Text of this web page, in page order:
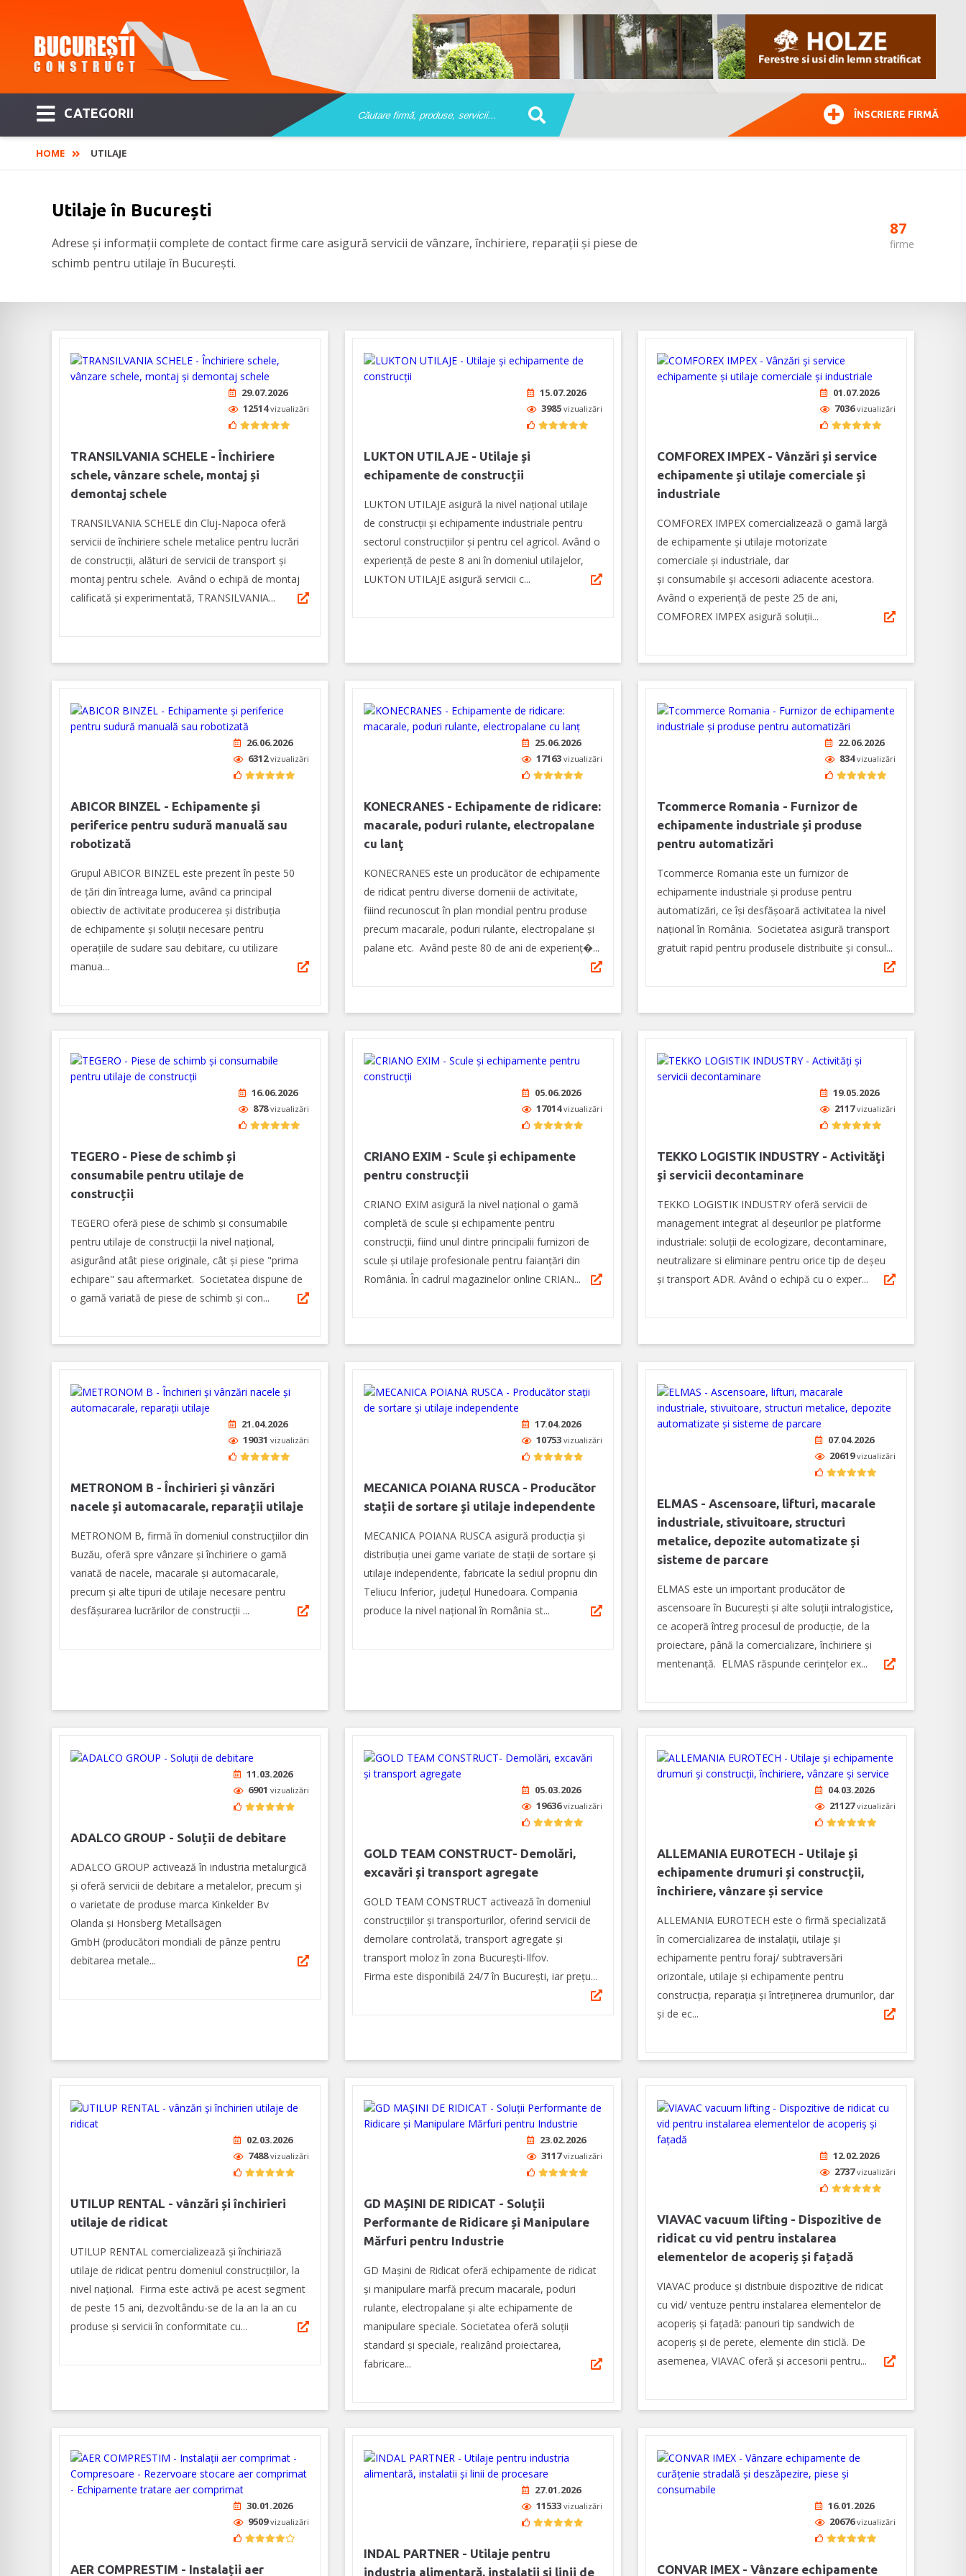
CATEGORII ÎNSCRIERE FIRMĂ
HOME UTILAJE
Utilaje în București
Adrese și informații complete de contact firme care asigură servicii de vânzare, închiriere, reparații și piese de
schimb pentru utilaje în București.
87
firme
29.07.2026
12514vizualizări
TRANSILVANIA SCHELE - Închiriere
schele, vânzare schele, montaj și
demontaj schele
TRANSILVANIA SCHELE din Cluj-Napoca oferă
servicii de închiriere schele metalice pentru lucrări
de construcții, alături de servicii de transport și
montaj pentru schele. Având o echipă de montaj
calificată și experimentată, TRANSILVANIA...
15.07.2026
3985 vizualizări
LUKTON UTILAJE - Utilaje și
echipamente de construcții
LUKTON UTILAJE asigură la nivel național utilaje
de construcții și echipamente industriale pentru
sectorul construcțiilor și pentru cel agricol. Având o
experiență de peste 8 ani în domeniul utilajelor,
LUKTON UTILAJE asigură servicii c...
01.07.2026
7036vizualizări
COMFOREX IMPEX - Vânzări și service
echipamente și utilaje comerciale și
industriale
COMFOREX IMPEX comercializează o gamă largă
de echipamente și utilaje motorizate
comerciale și industriale, dar
și consumabile și accesorii adiacente acestora.
Având o experienţă de peste 25 de ani,
COMFOREX IMPEX asigură soluţii...
26.06.2026
6312vizualizări
ABICOR BINZEL - Echipamente și
periferice pentru sudură manuală sau
robotizată
Grupul ABICOR BINZEL este prezent în peste 50
de țări din întreaga lume, având ca principal
obiectiv de activitate producerea și distribuția
de echipamente și soluții necesare pentru
operațiile de sudare sau debitare, cu utilizare
manua...
25.06.2026
17163 vizualizări
KONECRANES - Echipamente de ridicare:
macarale, poduri rulante, electropalane
cu lanţ
KONECRANES este un producător de echipamente
de ridicat pentru diverse domenii de activitate,
fiiind recunoscut în plan mondial pentru produse
precum macarale, poduri rulante, electropalane şi
palane etc. Având peste 80 de ani de experienţ�...
22.06.2026
834vizualizări
Tcommerce Romania - Furnizor de
echipamente industriale și produse
pentru automatizări
Tcommerce Romania este un furnizor de
echipamente industriale și produse pentru
automatizări, ce își desfășoară activitatea la nivel
național în România. Societatea asigură transport
gratuit rapid pentru produsele distribuite și consul...
16.06.2026
878vizualizări
TEGERO - Piese de schimb și
consumabile pentru utilaje de
construcții
TEGERO oferă piese de schimb și consumabile
pentru utilaje de construcții la nivel național,
asigurând atât piese originale, cât și piese "prima
echipare" sau aftermarket. Societatea dispune de
o gamă variată de piese de schimb și con...
05.06.2026
17014vizualizări
CRIANO EXIM - Scule și echipamente
pentru construcții
CRIANO EXIM asigură la nivel național o gamă
completă de scule și echipamente pentru
construcții, fiind unul dintre principalii furnizori de
scule și utilaje profesionale pentru faianțări din
România. În cadrul magazinelor online CRIAN...
19.05.2026
2117vizualizări
TEKKO LOGISTIK INDUSTRY - Activităţi
şi servicii decontaminare
TEKKO LOGISTIK INDUSTRY oferă servicii de
management integrat al deșeurilor pe platforme
industriale: soluții de ecologizare, decontaminare,
neutralizare si eliminare pentru orice tip de deșeu
și transport ADR. Având o echipă cu o exper...
21.04.2026
19031 vizualizări
METRONOM B - Închirieri și vânzări
nacele și automacarale, reparații utilaje
METRONOM B, firmă în domeniul construcţiilor din
Buzău, oferă spre vânzare şi închiriere o gamă
variată de nacele, macarale și automacarale,
precum și alte tipuri de utilaje necesare pentru
desfășurarea lucrărilor de construcţii ...
17.04.2026
10753 vizualizări
MECANICA POIANA RUSCA - Producător
stații de sortare şi utilaje independente
MECANICA POIANA RUSCA asigură producţia şi
distribuția unei game variate de staţii de sortare şi
utilaje independente, fabricate la sediul propriu din
Teliucu Inferior, județul Hunedoara. Compania
produce la nivel naţional în România st...
07.04.2026
20619vizualizări
ELMAS - Ascensoare, lifturi, macarale
industriale, stivuitoare, structuri
metalice, depozite automatizate și
sisteme de parcare
ELMAS este un important producător de
ascensoare în București și alte soluții intralogistice,
ce acoperă întreg procesul de producție, de la
proiectare, până la comercializare, închiriere și
mentenanță. ELMAS răspunde cerințelor ex...
11.03.2026
6901 vizualizări
ADALCO GROUP - Soluții de debitare
ADALCO GROUP activează în industria metalurgică
și oferă servicii de debitare a metalelor, precum și
o varietate de produse marca Kinkelder Bv
Olanda și Honsberg Metallsägen
GmbH (producători mondiali de pânze pentru
debitarea metale...
05.03.2026
19636vizualizări
GOLD TEAM CONSTRUCT- Demolări,
excavări și transport agregate
GOLD TEAM CONSTRUCT activează în domeniul
construcțiilor și transporturilor, oferind servicii de
demolare controlată, transport agregate şi
transport moloz în zona București-Ilfov.
Firma este disponibilă 24/7 în București, iar prețu...
04.03.2026
21127vizualizări
ALLEMANIA EUROTECH - Utilaje și
echipamente drumuri și construcții,
închiriere, vânzare și service
ALLEMANIA EUROTECH este o firmă specializată
în comercializarea de instalații, utilaje și
echipamente pentru foraj/ subtraversări
orizontale, utilaje și echipamente pentru
construcția, reparația și întreținerea drumurilor, dar
și de ec...
02.03.2026
7488vizualizări
UTILUP RENTAL - vânzări și închirieri
utilaje de ridicat
UTILUP RENTAL comercializează și închiriază
utilaje de ridicat pentru domeniul construcțiilor, la
nivel național. Firma este activă pe acest segment
de peste 15 ani, dezvoltându-se de la an la an cu
produse și servicii în conformitate cu...
23.02.2026
3117vizualizări
GD MAȘINI DE RIDICAT - Soluții
Performante de Ridicare și Manipulare
Mărfuri pentru Industrie
GD Mașini de Ridicat oferă echipamente de ridicat
și manipulare marfă precum macarale, poduri
rulante, electropalane și alte echipamente de
manipulare speciale. Societatea oferă soluții
standard și speciale, realizând proiectarea,
fabricare...
12.02.2026
2737vizualizări
VIAVAC vacuum lifting - Dispozitive de
ridicat cu vid pentru instalarea
elementelor de acoperiș și fațadă
VIAVAC produce și distribuie dispozitive de ridicat
cu vid/ ventuze pentru instalarea elementelor de
acoperiș și fațadă: panouri tip sandwich de
acoperiş şi de perete, elemente din sticlă. De
asemenea, VIAVAC oferă şi accesorii pentru...
30.01.2026
9509vizualizări
AER COMPRESTIM - Instalații aer
27.01.2026
11533 vizualizări
INDAL PARTNER - Utilaje pentru
industria alimentară, instalatii și linii de
16.01.2026
20676vizualizări
CONVAR IMEX - Vânzare echipamente